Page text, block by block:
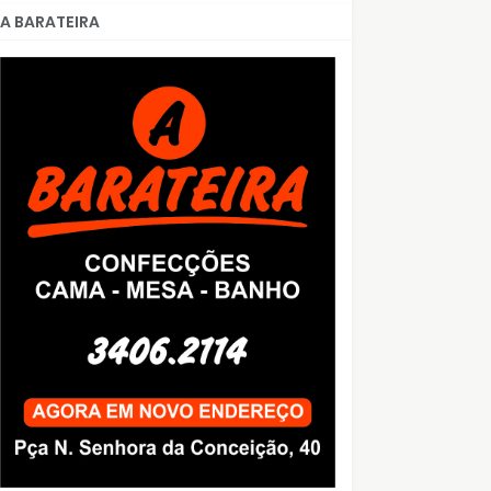
A BARATEIRA